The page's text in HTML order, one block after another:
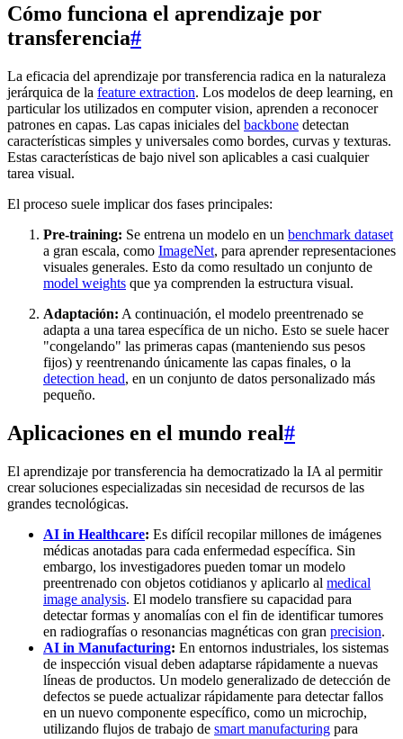
Cómo funciona el aprendizaje por
transferencia#
La eficacia del aprendizaje por transferencia radica en la naturaleza
jerárquica de la feature extraction. Los modelos de deep learning, en
particular los utilizados en computer vision, aprenden a reconocer
patrones en capas. Las capas iniciales del backbone detectan
características simples y universales como bordes, curvas y texturas.
Estas características de bajo nivel son aplicables a casi cualquier
tarea visual.
El proceso suele implicar dos fases principales:
Pre-training: Se entrena un modelo en un benchmark dataset
a gran escala, como ImageNet, para aprender representaciones
visuales generales. Esto da como resultado un conjunto de
model weights que ya comprenden la estructura visual.
Adaptación: A continuación, el modelo preentrenado se
adapta a una tarea específica de un nicho. Esto se suele hacer
"congelando" las primeras capas (manteniendo sus pesos
fijos) y reentrenando únicamente las capas finales, o la
detection head, en un conjunto de datos personalizado más
pequeño.
Aplicaciones en el mundo real#
El aprendizaje por transferencia ha democratizado la IA al permitir
crear soluciones especializadas sin necesidad de recursos de las
grandes tecnológicas.
AI in Healthcare: Es difícil recopilar millones de imágenes
médicas anotadas para cada enfermedad específica. Sin
embargo, los investigadores pueden tomar un modelo
preentrenado con objetos cotidianos y aplicarlo al medical
image analysis. El modelo transfiere su capacidad para
detectar formas y anomalías con el fin de identificar tumores
en radiografías o resonancias magnéticas con gran precision.
AI in Manufacturing: En entornos industriales, los sistemas
de inspección visual deben adaptarse rápidamente a nuevas
líneas de productos. Un modelo generalizado de detección de
defectos se puede actualizar rápidamente para detectar fallos
en un nuevo componente específico, como un microchip,
utilizando flujos de trabajo de smart manufacturing para